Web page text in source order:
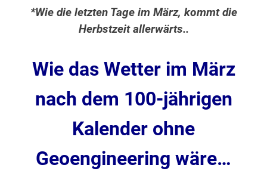
*Wie die letzten Tage im März, kommt die
Herbstzeit allerwärts..
Wie das Wetter im März
nach dem 100-jährigen
Kalender ohne
Geoengineering wäre…